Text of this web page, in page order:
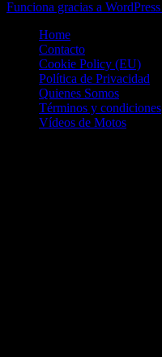
Funciona gracias a WordPress
Home
Contacto
Cookie Policy (EU)
Política de Privacidad
Quienes Somos
Términos y condiciones
Vídeos de Motos